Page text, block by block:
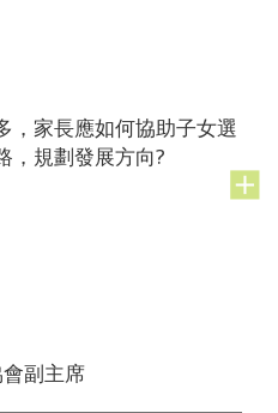
，家長應如何協助子女選
，規劃發展方向?
副主席